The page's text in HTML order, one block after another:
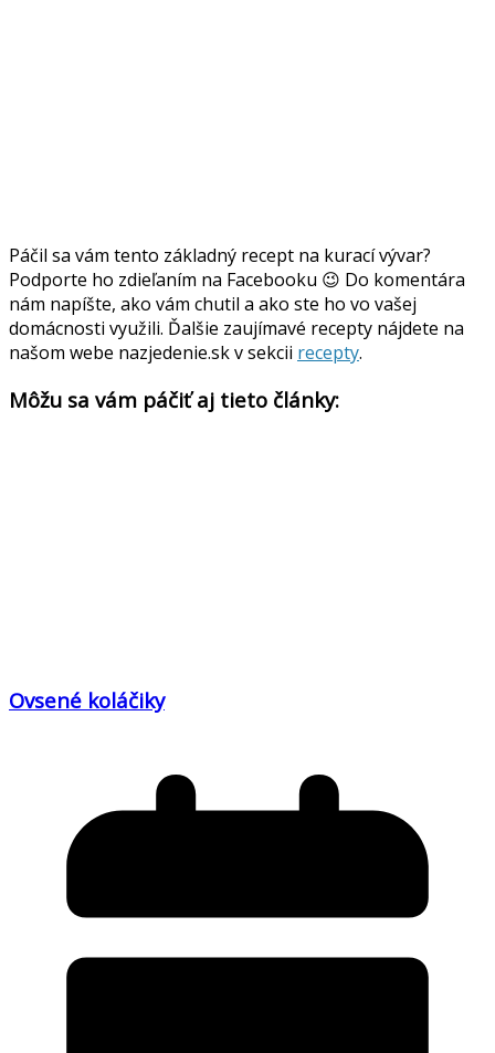
Páčil sa vám tento základný recept na kurací vývar?
Podporte ho zdieľaním na Facebooku 😉 Do komentára
nám napíšte, ako vám chutil a ako ste ho vo vašej
domácnosti využili. Ďalšie zaujímavé recepty nájdete na
našom webe nazjedenie.sk v sekcii recepty.
Môžu sa vám páčiť aj tieto články:
Ovsené koláčiky